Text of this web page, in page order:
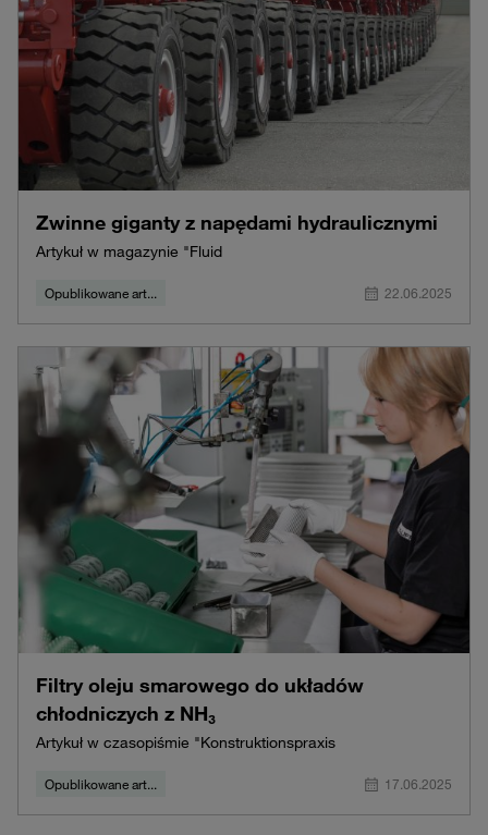
Zwinne giganty z napędami hydraulicznymi
Artykuł w magazynie "Fluid
Opublikowane art... 22.06.2025
Filtry oleju smarowego do układów
chłodniczych z NH₃
Artykuł w czasopiśmie "Konstruktionspraxis
Opublikowane art... 17.06.2025